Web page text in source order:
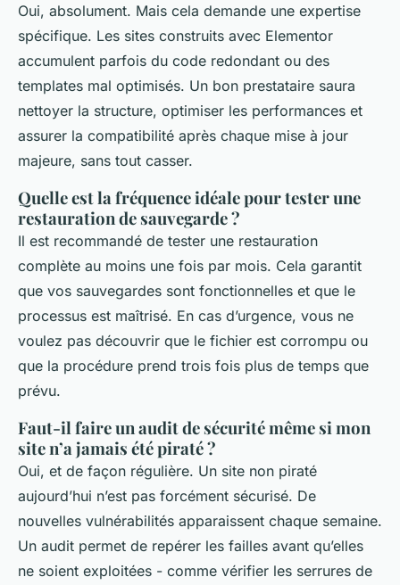
Oui, absolument. Mais cela demande une expertise
spécifique. Les sites construits avec Elementor
accumulent parfois du code redondant ou des
templates mal optimisés. Un bon prestataire saura
nettoyer la structure, optimiser les performances et
assurer la compatibilité après chaque mise à jour
majeure, sans tout casser.
Quelle est la fréquence idéale pour tester une
restauration de sauvegarde ?
Il est recommandé de tester une restauration
complète au moins une fois par mois. Cela garantit
que vos sauvegardes sont fonctionnelles et que le
processus est maîtrisé. En cas d’urgence, vous ne
voulez pas découvrir que le fichier est corrompu ou
que la procédure prend trois fois plus de temps que
prévu.
Faut-il faire un audit de sécurité même si mon
site n’a jamais été piraté ?
Oui, et de façon régulière. Un site non piraté
aujourd’hui n’est pas forcément sécurisé. De
nouvelles vulnérabilités apparaissent chaque semaine.
Un audit permet de repérer les failles avant qu’elles
ne soient exploitées - comme vérifier les serrures de